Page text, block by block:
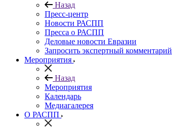
Назад
Пресс-центр
Новости РАСПП
Пресса о РАСПП
Деловые новости Евразии
Запросить экспертный комментарий
Мероприятия
Назад
Мероприятия
Календарь
Медиагалерея
О РАСПП